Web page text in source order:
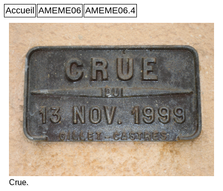
Accueil AMEME06 AMEME06.4
Crue.